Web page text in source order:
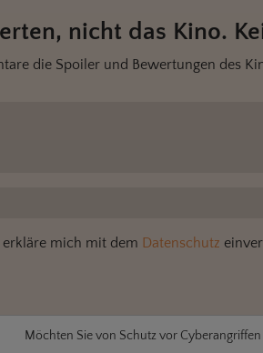
nicht das Kino.
die Spoiler und Bewertungen des
erkläre mich mit dem Datenschutz
Möchten Sie von Schutz vor